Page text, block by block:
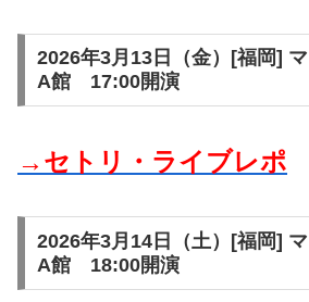
2026年3月13日（金）[福岡]
A館 17:00開演
→セトリ・ライブレポ
2026年3月14日（土）[福岡]
A館 18:00開演